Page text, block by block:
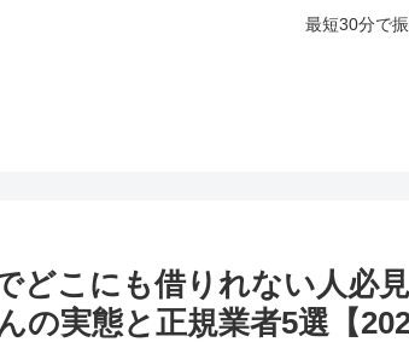
最短30分で
どこにも借りれない人必
の実態と正規業者5選【